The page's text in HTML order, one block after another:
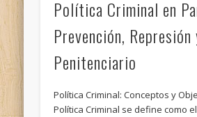
Política Criminal en
Prevención,
Penitenciario
Política Criminal: Conceptos y
Política Criminal se define como